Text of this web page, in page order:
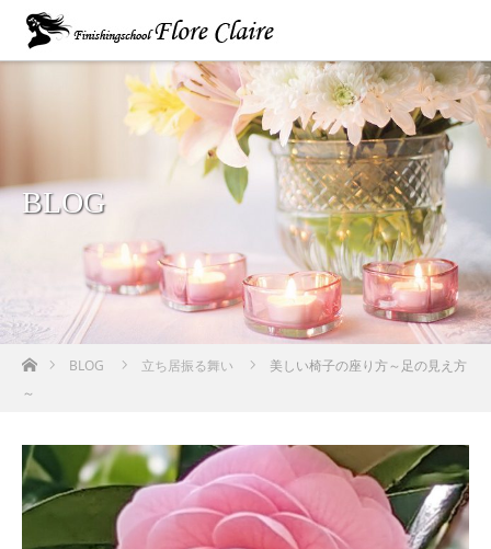
BLOG
ホームBLOG 立ち居振る舞い
美しい椅子の座り方～足の見え方
～